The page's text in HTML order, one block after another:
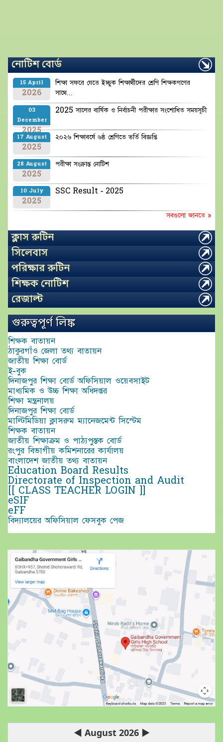
নোটিশ বোর্ড
15 April
2026
শিক্ষা সফরে যেতে ইচ্ছুক শিক্ষার্থীদের শ্রেণি শিক্ষকগণের
সাথে...
03
December
2025
2025 সালের বার্ষিক ও নির্বাচনী পরীক্ষার সংশোধিত সময়সূচী
17 August
2025
২০২৬ শিক্ষাবর্ষে ৬ষ্ঠ শ্রেণিতে ভর্তি বিজ্ঞপ্তি
28 August
2025
পরীক্ষা সংক্রান্ত নোটিশ
10 July
2025
SSC Result - 2025
সবগুলো জানতে »
ক্লাস রুটিন
সিলেবাস
পরিক্ষার রুটিন
শিক্ষক নোটিশ
রেজাল্ট
গুরুত্বপূর্ণ লিঙ্ক
শিক্ষক বাতায়ন
ঠাকুরগাঁও জেলা তথ্য বাতায়ন
জাতীয় শিক্ষা বোর্ড
ই-বুক
দিনাজপুর শিক্ষা বোর্ড অফিসিয়াল ওয়েবসাইট
মাধ্যমিক ও উচ্চ শিক্ষা অধিদপ্তর
শিক্ষা মন্ত্রনালয়
দিনাজপুর শিক্ষা বোর্ড
মাল্টিমিডিয়া ক্লাসরুম ম্যানেজমেন্ট সিস্টেম
শিক্ষক বাতায়ন
জাতীয় শিক্ষাক্রম ও পাঠ্যপুস্তক বোর্ড
রংপুর বিভাগীয় কমিশনারের কার্যালয়
বাংলাদেশ জাতীয় তথ্য বাতায়ন
Education Board Results
Directorate of Inspection and Audit
[[ CLASS TEACHER LOGIN ]]
eSIF
eFF
বিদ্যালয়ের অফিসিয়াল ফেসবুক পেজ
◀ August 2026 ▶